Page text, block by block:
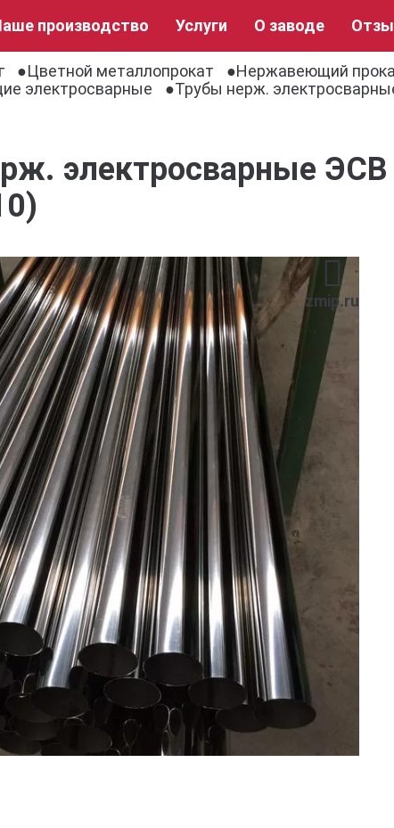
производство Услуги О заводе
Цветной металлопрокат Нержавеющий
электросварные
Трубы нерж.
электросварные ЭСВ
zmip.ru